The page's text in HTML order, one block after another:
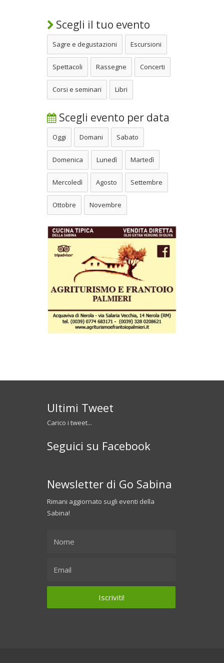
Scegli il tuo evento
Sagre e degustazioni Escursioni
Spettacoli Rassegne Concerti
Corsi e seminari Libri
Scegli evento per data
Oggi Domani Sabato
Domenica Lunedì Martedì
Mercoledì Agosto Settembre
Ottobre Novembre
Ultimi Tweet
Carico i tweet...
Seguici su Facebook
Newsletter di Go Sabina
Rimani aggiornato sugli eventi della
Sabina!